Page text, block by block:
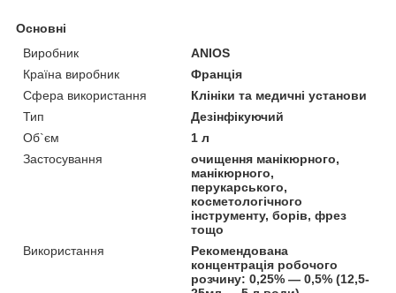
Основні
Виробник
ANIOS
Країна виробник
Франція
Сфера використання
Клініки та медичні установи
Тип
Дезінфікуючий
Об`єм
1 л
Застосування
очищення манікюрного,
манікюрного,
перукарського,
косметологічного
інструменту, борів, фрез
тощо
Використання
Рекомендована
концентрація робочого
розчину: 0,25% — 0,5% (12,5-